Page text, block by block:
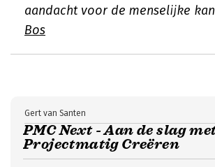
aandacht voor de menselijke
Bos
PMC Next - Aan de slag
Projectmatig Creëren
Gert van Santen